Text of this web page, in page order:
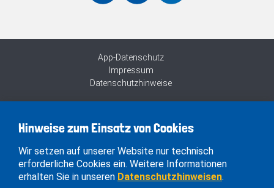
App-Datenschutz
Impressum
Datenschutzhinweise
Hinweise zum Einsatz von Cookies
Wir setzen auf unserer Website nur technisch
erforderliche Cookies ein. Weitere Informationen
erhalten Sie in unseren Datenschutzhinweisen.